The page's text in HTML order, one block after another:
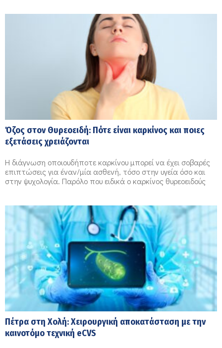
Όζος στον Θυρεοειδή: Πότε είναι καρκίνος και ποιες
εξετάσεις χρειάζονται
Η διάγνωση οποιουδήποτε καρκίνου μπορεί να έχει σοβαρές
επιπτώσεις για έναν/μία ασθενή, τόσο στην υγεία όσο και
στην ψυχολογία. Παρόλο που ειδικά ο καρκίνος θυρεοειδούς
Πέτρα στη Χολή: Χειρουργική αποκατάσταση με την
καινοτόμο τεχνική eCVS